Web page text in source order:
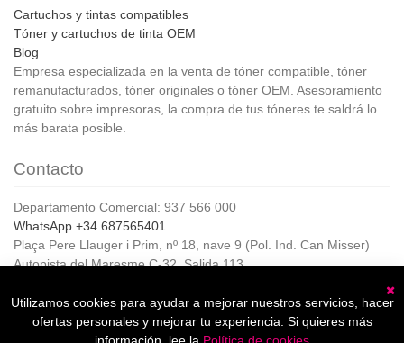
Cartuchos y tintas compatibles
Tóner y cartuchos de tinta OEM
Blog
Empresa especializada en la venta de tóner compatible, tóner
remanufacturados, tóner originales o tóner OEM. Asesoramiento
gratuito sobre impresoras, la compra de tus tóneres te saldrá lo
más barata posible.
Contacto
Departamento Comercial: 937 566 000
WhatsApp +34 687565401
Plaça Pere Llauger i Prim, nº 18, nave 9 (Pol. Ind. Can Misser)
Autopista del Maresme C-32, Salida 113
Horario de Atención al cliente:
De lunes a jueves de 8:00 a 17:00,
Viernes de 8:00 a 15:00
Utilizamos cookies para ayudar a mejorar nuestros servicios, hacer
ofertas personales y mejorar tu experiencia. Si quieres más